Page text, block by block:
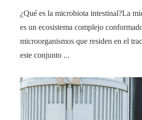
¿Qué es la microbiota intestinal?La
es un ecosistema complejo
microorganismos que residen en el
este conjunto ...